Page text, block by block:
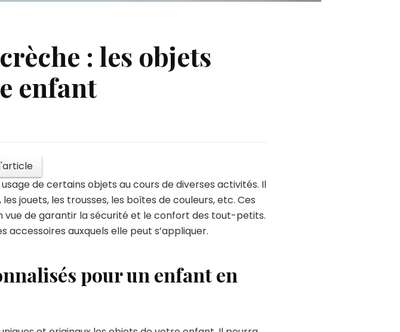
: les objets
enfant
de certains objets au cours de diverses activités. Il
jouets, les trousses, les boîtes de couleurs, etc. Ces
de garantir la sécurité et le confort des tout-petits.
auxquels elle peut s’appliquer.
pour un enfant en